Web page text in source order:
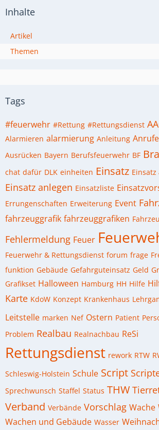
Inhalte
Artikel
Themen
Tags
#feuerwehr #Rettung #Rettungsdienst
Alarmieren alarmierung Anleitung Anrufe
Ausrücken Bayern Berufsfeuerwehr BF
chat dafür DLK einheiten Einsatz Einsatz
Einsatz anlegen Einsatzliste
Errungenschaften Erweiterung Event
fahrzeuggrafik fahrzeuggrafiken
Fehlermeldung Feuer
Feuerwehr & Rettungsdienst forum frage
funktion Gebäude Gefahrguteinsatz Geld
Grafikset Halloween Hamburg HH Hilfe
Karte KdoW Konzept Krankenhaus
Leitstelle marken Nef Ostern Patient
Problem Realbau Realnachbau ReSi
Rettungsdienst rework RTW
Schleswig-Holstein Schule Script
Sprechwunsch Staffel Status THW
Verband Verbände Vorschlag Wache
Wachen und Gebäude Wasser